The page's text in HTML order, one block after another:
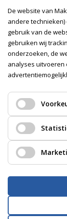
Vacatures
Volg ons
De website van
andere
gebruik van de
gebruiken wij
onderzoeken, de
analyses uitvoeren